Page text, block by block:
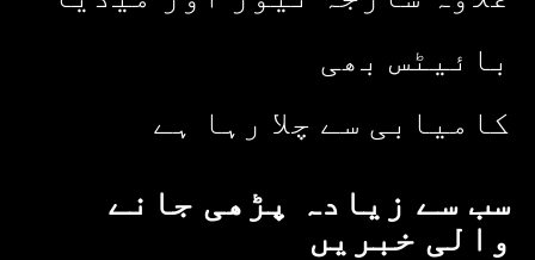
بائیٹس بھی
کامیابی سے چلا رہا ہے
سب سے زیادہ پڑھی جانے
والی خبریں